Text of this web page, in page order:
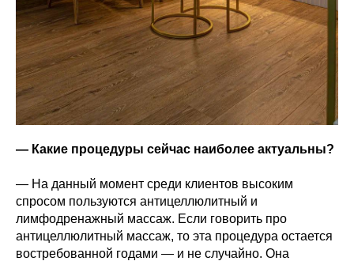
— Какие процедуры сейчас наиболее актуальны?
— На данный момент среди клиентов высоким
спросом пользуются антицеллюлитный и
лимфодренажный массаж. Если говорить про
антицеллюлитный массаж, то эта процедура остается
востребованной годами — и не случайно. Она